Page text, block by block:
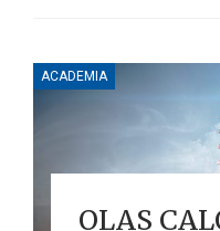
ACADEMIA
OLAS